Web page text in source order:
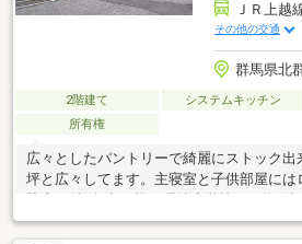
ＪＲ上越
その他の交通
群馬県北
2階建て システムキッチン
所有権
広々としたパントリーで綺麗にストック出
坪と広々してます。主寝室と子供部屋には
ンパークまで約2500ｍ、